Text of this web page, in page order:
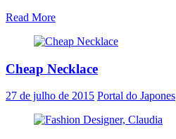
Read More
Cheap Necklace
27 de julho de 2015 Portal do Japones